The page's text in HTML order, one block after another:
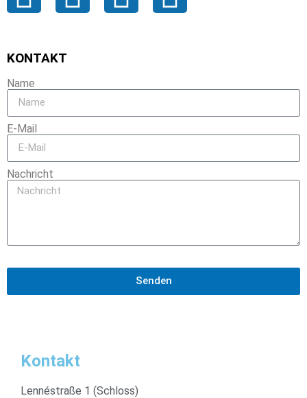
KONTAKT
Name
E-Mail
Nachricht
Senden
Kontakt
Lennéstraße 1 (Schloss)